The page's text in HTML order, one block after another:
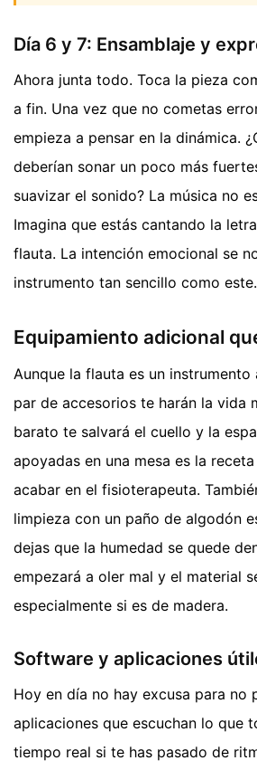
Día 6 y 7: Ensamblaje y
Ahora junta todo. Toca la pieza
a fin. Una vez que no cometas
empieza a pensar en la dinámica.
deberían sonar un poco más
suavizar el sonido? La música no
Imagina que estás cantando la
flauta. La intención emocional se
instrumento tan sencillo como este.
Equipamiento adicional
Aunque la flauta es un
par de accesorios te harán la vida
barato te salvará el cuello y la
apoyadas en una mesa es la
acabar en el fisioterapeuta.
limpieza con un paño de algodón
dejas que la humedad se quede
empezará a oler mal y el material
especialmente si es de madera.
Software y aplicaciones
Hoy en día no hay excusa para no
aplicaciones que escuchan lo que
tiempo real si te has pasado de